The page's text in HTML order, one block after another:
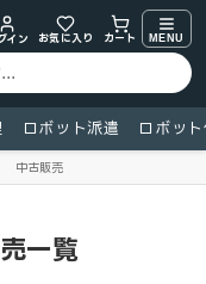
イン
お気に入り カート MENU
ロボット派遣 ロボッ
中古販売
一覧